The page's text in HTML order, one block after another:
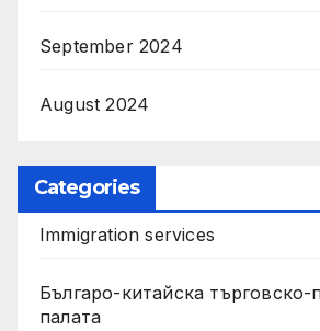
September 2024
August 2024
Categories
Immigration services
Българо-китайска
палата